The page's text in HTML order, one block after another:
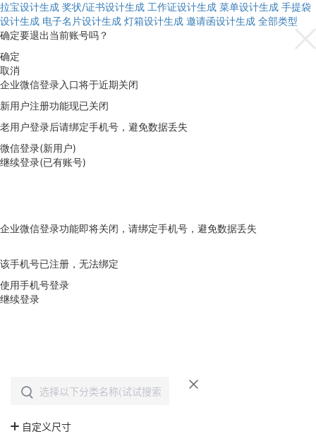
拉宝设计生成 奖状/证书设计生成 工作证设计生成 菜单设计生成 手提袋
设计生成 电子名片设计生成 灯箱设计生成 邀请函设计生成 全部类型
确定要退出当前账号吗？
确定
取消
企业微信登录入口将于近期关闭
新用户注册功能现已关闭
老用户登录后请绑定手机号，避免数据丢失
微信登录(新用户)
继续登录(已有账号)
企业微信登录功能即将关闭，请绑定手机号，避免数据丢失
该手机号已注册，无法绑定
使用手机号登录
继续登录